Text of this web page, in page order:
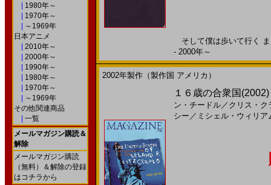
1980年～
1970年～
～1969年
日本アニメ
2010年～
2000年～
1990年～
1980年～
1970年～
～1969年
その他関連商品
一覧
メールマガジン購読＆
解除
メールマガジン購読
（無料）＆解除の登録
はコチラから
そして僕は歩いて行く
- 2000年～
2002年製作（製作国 アメリカ）
１６歳の合衆国
ン・チードル／ クリス・ク
シー ／ ミシェル・ウィリア